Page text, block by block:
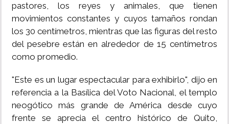
pastores, los reyes y animales, que tienen
movimientos constantes y cuyos tamaños rondan
los 30 centímetros, mientras que las figuras del resto
del pesebre están en alrededor de 15 centímetros
como promedio.
"Este es un lugar espectacular para exhibirlo", dijo en
referencia a la Basílica del Voto Nacional, el templo
neogótico más grande de América desde cuyo
frente se aprecia el centro histórico de Quito,